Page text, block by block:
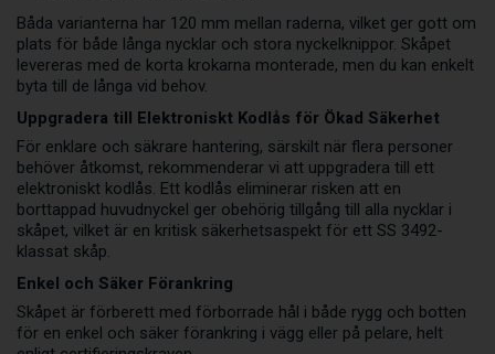
Båda varianterna har 120 mm mellan raderna, vilket ger gott om
plats för både långa nycklar och stora nyckelknippor. Skåpet
levereras med de korta krokarna monterade, men du kan enkelt
byta till de långa vid behov.
Uppgradera till Elektroniskt Kodlås för Ökad Säkerhet
För enklare och säkrare hantering, särskilt när flera personer
behöver åtkomst, rekommenderar vi att uppgradera till ett
elektroniskt kodlås. Ett kodlås eliminerar risken att en
borttappad huvudnyckel ger obehörig tillgång till alla nycklar i
skåpet, vilket är en kritisk säkerhetsaspekt för ett SS 3492-
klassat skåp.
Enkel och Säker Förankring
Skåpet är förberett med förborrade hål i både rygg och botten
för en enkel och säker förankring i vägg eller på pelare, helt